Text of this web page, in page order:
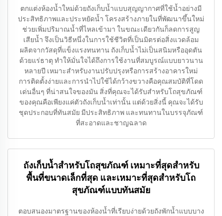
ตกแต่งห้องน้ำใหม่ด้วยถังเก็บน้ำแบบสุญญากาศที่ใช้น้ำอย่างมี
ประสิทธิภาพและประหยัดน้ำ โครงสร้างภายในที่พัฒนาขึ้นใหม่
ช่วยเพิ่มปริมาณน้ำที่ไหลเข้ามา ในขณะเดียวกันก็ลดการสูญ
เสียน้ำ จึงเป็นวิธีหนึ่งในการใช้ชีวิตที่เป็นมิตรต่อสิ่งแวดล้อม
ผลิตจากวัสดุที่แข็งแรงทนทาน ถังเก็บน้ำไม่เป็นสนิมหรืออุดตัน
ด้วยแร่ธาตุ ทำให้มั่นใจได้ถึงการใช้งานที่สมบูรณ์แบบยาวนาน
หลายปี เหมาะสำหรับงานปรับปรุงหรือการสร้างอาคารใหม่
การติดตั้งง่ายและการนำไปใช้ได้กว้างขวางคือคุณสมบัติที่โดด
เด่นอื่นๆ ที่น่าสนใจของมัน สิ่งที่คุณจะได้รับสำหรับโถสุขภัณฑ์
ของคุณคือเพียงแค่ตัวถังเก็บน้ำเท่านั้น แต่ด้วยสิ่งนี้ คุณจะได้รับ
ชุดประกอบที่ทันสมัย มีประสิทธิภาพ และทนทานในบรรจุภัณฑ์
ที่สะอาดและชาญฉลาด
ถังเก็บน้ำสำหรับโถสุขภัณฑ์ เหมาะที่สุดสำหรับ
พื้นที่ขนาดเล็กที่สุด และเหมาะที่สุดสำหรับโถ
สุขภัณฑ์แบบทันสมัย
ตอบสนองมาตรฐานของห้องน้ำที่เรียบง่ายด้วยถังพักน้ำแบบบาง